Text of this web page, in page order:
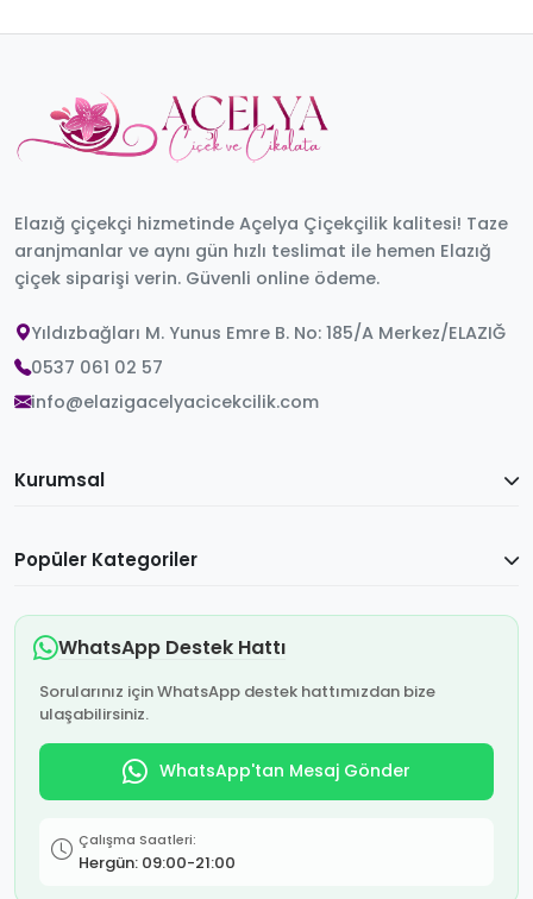
Elazığ çiçekçi hizmetinde Açelya Çiçekçilik kalitesi! Taze
aranjmanlar ve aynı gün hızlı teslimat ile hemen Elazığ
çiçek siparişi verin. Güvenli online ödeme.
Yıldızbağları M. Yunus Emre B. No: 185/A Merkez/ELAZIĞ
0537 061 02 57
info@elazigacelyacicekcilik.com
Kurumsal
Popüler Kategoriler
WhatsApp Destek Hattı
Sorularınız için WhatsApp destek hattımızdan bize
ulaşabilirsiniz.
WhatsApp'tan Mesaj Gönder
Çalışma Saatleri:
Hergün: 09:00-21:00